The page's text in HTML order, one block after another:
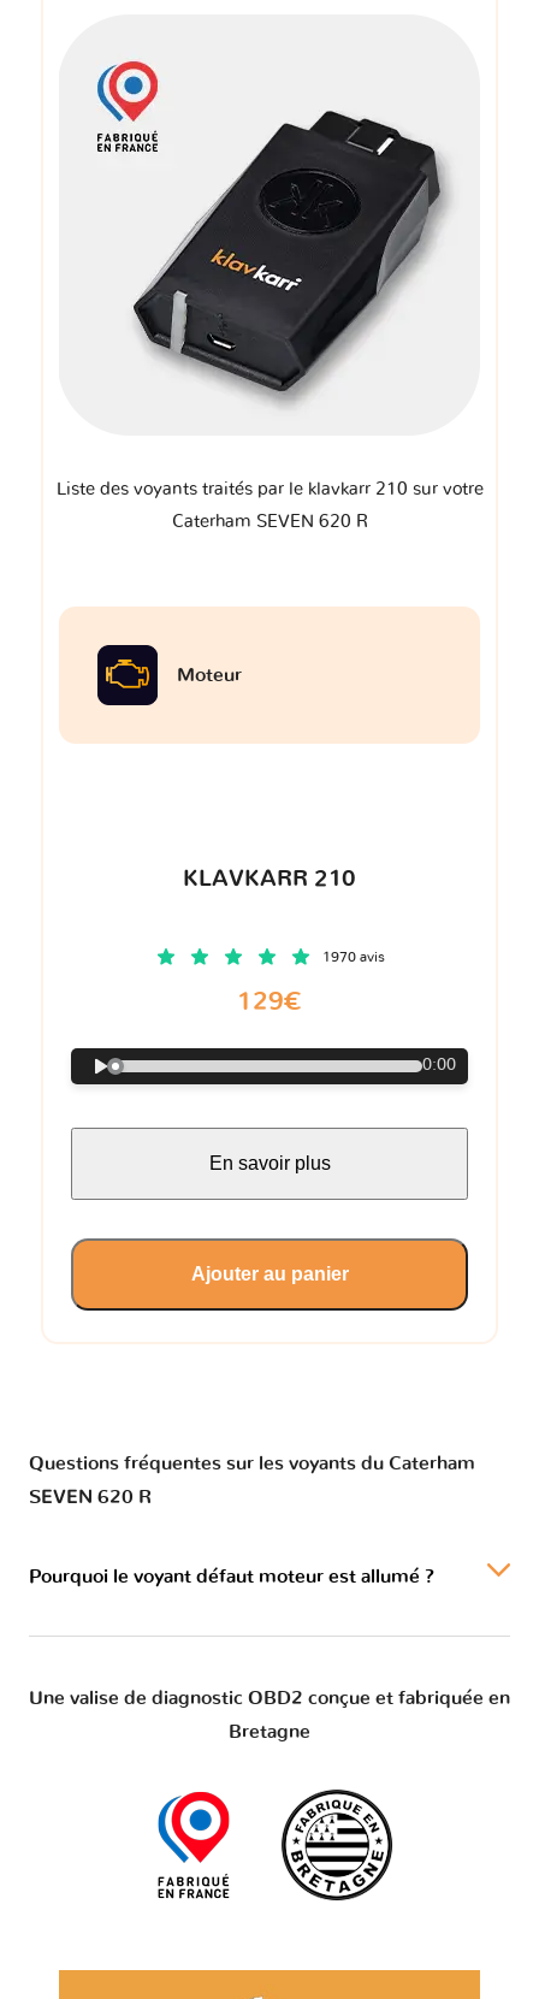
Liste des voyants traités par le klavkarr 210 sur votre
Caterham SEVEN 620 R
Moteur
KLAVKARR 210
1970 avis
129€
0:00
En savoir plus
Ajouter au panier
Questions fréquentes sur les voyants du Caterham
SEVEN 620 R
Pourquoi le voyant défaut moteur est allumé ?
Une valise de diagnostic OBD2 conçue et fabriquée en
Bretagne